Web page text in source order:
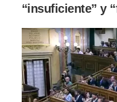
“insuficiente” y